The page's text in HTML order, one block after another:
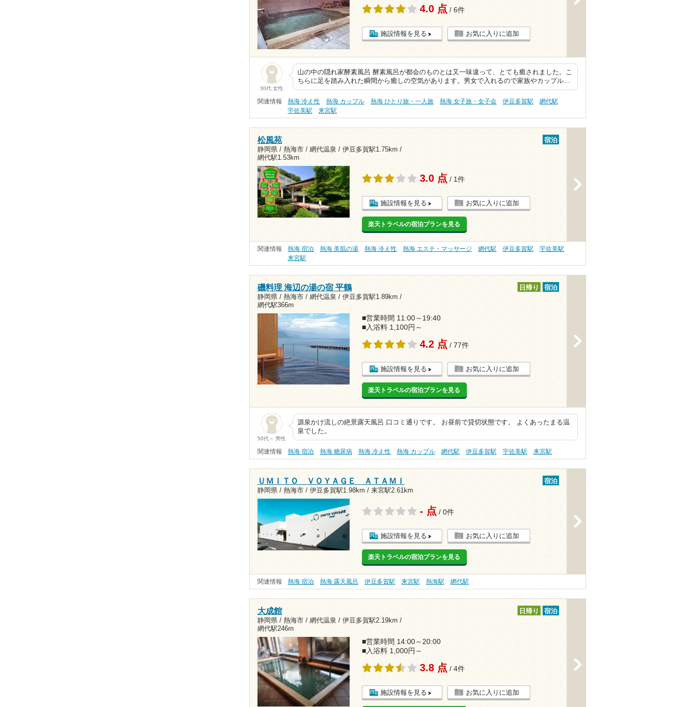
4.0 点 / 6件
施設情報を見る お気に入りに追加
30代 女性
山の中の隠れ家酵素風呂 酵素風呂が都会のものとは又一味違って、とても癒されました。こ
ちらに足を踏み入れた瞬間から癒しの空気があります。男女で入れるので家族やカップル…
関連情報 熱海 冷え性 熱海 カップル 熱海 ひとり旅・一人旅 熱海 女子旅・女子会 伊豆多賀駅
網代駅
宇佐美駅
来宮駅
松風苑
静岡県 / 熱海市 / 網代温泉 / 伊豆多賀駅1.75km /
網代駅1.53km
宿泊
3.0 点 / 1件
施設情報を見る お気に入りに追加
楽天トラベルの宿泊プランを見る
関連情報 熱海 宿泊 熱海 美肌の湯 熱海 冷え性 熱海 エステ・マッサージ 網代駅 伊豆多賀駅
宇佐美駅
来宮駅
磯料理 海辺の湯の宿 平鶴
静岡県 / 熱海市 / 網代温泉 / 伊豆多賀駅1.89km /
網代駅366m
日帰り 宿泊
■営業時間 11:00～19:40
■入浴料 1,100円～
4.2 点 / 77件
施設情報を見る お気に入りに追加
楽天トラベルの宿泊プランを見る
50代～ 男性
源泉かけ流しの絶景露天風呂 口コミ通りです。 お昼前で貸切状態です。 よくあったまる温
泉でした。
関連情報 熱海 宿泊 熱海 糖尿病 熱海 冷え性 熱海 カップル 網代駅 伊豆多賀駅 宇佐美駅 来宮駅
ＵＭＩＴＯ ＶＯＹＡＧＥ ＡＴＡＭＩ
静岡県 / 熱海市 / 伊豆多賀駅1.98km / 来宮駅2.61km
宿泊
- 点 / 0件
施設情報を見る お気に入りに追加
楽天トラベルの宿泊プランを見る
関連情報 熱海 宿泊 熱海 露天風呂 伊豆多賀駅 来宮駅 熱海駅 網代駅
大成館
静岡県 / 熱海市 / 網代温泉 / 伊豆多賀駅2.19km /
網代駅246m
日帰り 宿泊
■営業時間 14:00～20:00
■入浴料 1,000円～
3.8 点 / 4件
施設情報を見る お気に入りに追加